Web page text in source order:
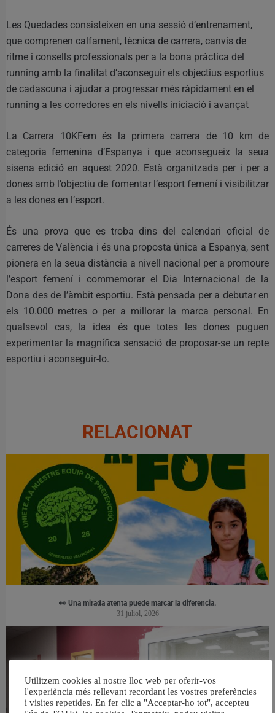
Les Quedades consisteixen en una sessió d’entrenament,
que comprenen calfament, tècnica de carrera, canvis de
ritme i consells professionals per a la bona pràctica del
running amb la finalitat d’aconseguir els objectius esportius
de cadascuna i ajudar a progressar més ràpidament en el
running a les corredores en els nivells iniciació i avançat
La Carrera 10KFem és la primera carrera de 10 km de
categoria femenina d’Espanya i que aconsegueix la seua
sisena edició en aquest 2020. Està organitzada per i per a
dones amb l’objectiu de fomentar l’esport femení i visibilitzar
a les dones en l’esport.
És una prova que es troba dins del calendari oficial de
carreres de València i és una proposta única a Espanya, sent
pionera en la seua distància a nivell nacional per a promoure
l’esport femení i commemorar el Dia Internacional de la
Dona des de l’àmbit esportiu. Està pensada per a debutar en
els 10.000 metres o per a millorar la marca personal. En
qualsevol cas, la idea és que totes les dones puguen
experimentar la magnífica sensació de proposar-se un repte
esportiu i aconseguir-lo.
RELACIONAT
👀 Una mirada atenta puede marcar la diferencia.
31 juliol, 2026
Utilitzem cookies al nostre lloc web per oferir-vos
l'experiència més rellevant recordant les vostres preferències
i visites repetides. En fer clic a "Acceptar-ho tot", accepteu